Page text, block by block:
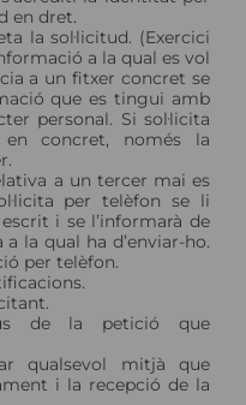
en dret.
la sol·licitud. (Exercici
a la qual es vol
a un fitxer concret se
que es tingui amb
personal. Si sol·licita
concret, només la
a un tercer mai es
per telèfon se li
i se l’informarà de
la qual ha d’enviar-ho.
per telèfon.
de la petició que
qualsevol mitjà que
i la recepció de la